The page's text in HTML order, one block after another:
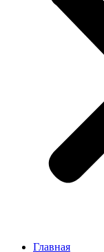
Главная